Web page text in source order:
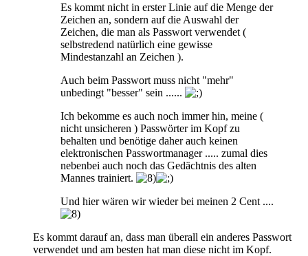
Es kommt nicht in erster Linie auf die Menge der
Zeichen an, sondern auf die Auswahl der
Zeichen, die man als Passwort verwendet (
selbstredend natürlich eine gewisse
Mindestanzahl an Zeichen ).
Auch beim Passwort muss nicht "mehr"
unbedingt "besser" sein ......
Ich bekomme es auch noch immer hin, meine (
nicht unsicheren ) Passwörter im Kopf zu
behalten und benötige daher auch keinen
elektronischen Passwortmanager ..... zumal dies
nebenbei auch noch das Gedächtnis des alten
Mannes trainiert.
Und hier wären wir wieder bei meinen 2 Cent ....
Es kommt darauf an, dass man überall ein anderes Passwort
verwendet und am besten hat man diese nicht im Kopf.